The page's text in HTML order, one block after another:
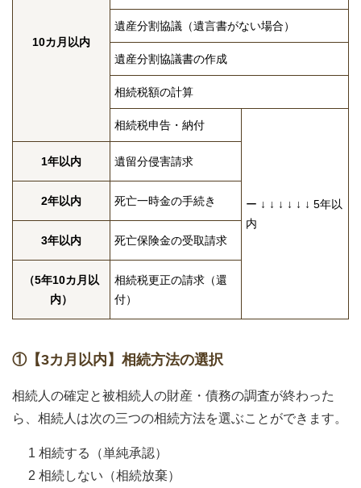
10カ月以内
遺産分割協議（遺言書がない場合）
遺産分割協議書の作成
相続税額の計算
相続税申告・納付
ー ↓ ↓ ↓ ↓ ↓ ↓ 5年以
内
1年以内 遺留分侵害請求
2年以内 死亡一時金の手続き
3年以内 死亡保険金の受取請求
（5年10カ月以
内）
相続税更正の請求（還
付）
①【3カ月以内】相続方法の選択
相続人の確定と被相続人の財産・債務の調査が終わった
ら、相続人は次の三つの相続方法を選ぶことができます。
1 相続する（単純承認）
2 相続しない（相続放棄）